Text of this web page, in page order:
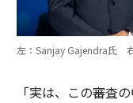
左：Sanjay Gajendra氏
「実は、この審査